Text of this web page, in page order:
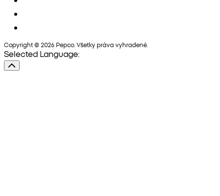
Copyright © 2026 Pepco. Všetky práva vyhradené.
Selected Language: